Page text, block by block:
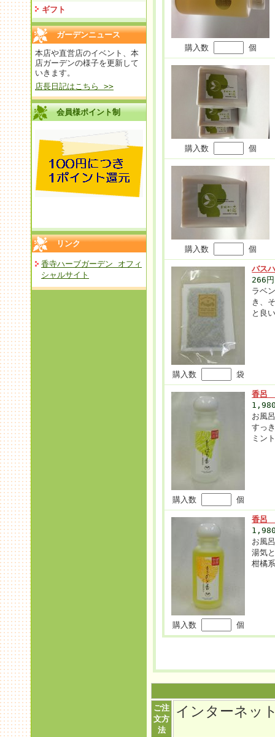
ギフト
ガーデンニュース
本店や直営店のイベント、本
店ガーデンの様子を更新して
いきます。
店長日記はこちら >>
会員様ポイント制
リンク
香寺ハーブガーデン オフィ
シャルサイト
購入数 個
購入数 個
購入数 個
購入数 袋
バス
266
ラベ
き、
と良
購入数 個
香呂
お風
すっ
ミン
購入数 個
香呂
お風
湯気
柑橘
ご注
文方
法
インターネッ